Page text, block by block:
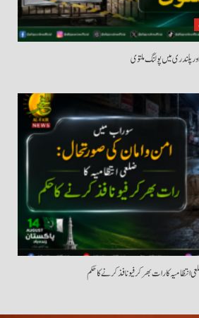
پلندری میں پولنگ ملتوی
کا رات بھر کرفیو نافذ کرنے کا حکم